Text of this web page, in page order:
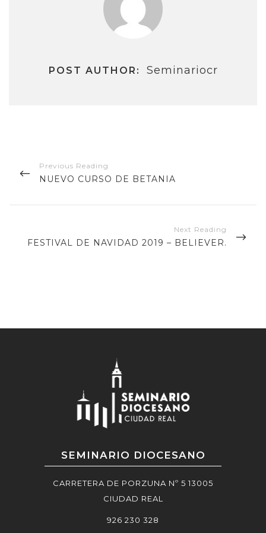
POST AUTHOR: Seminariocr
de
entradas
PREVIOUS
NUEVO CURSO DE BETANIA
NEXT
FESTIVAL DE NAVIDAD 2019 – BELIEVER.
SEMINARIO DIOCESANO
CARRETERA DE PORZUNA Nº 5 13005
CIUDAD REAL
926 230 328